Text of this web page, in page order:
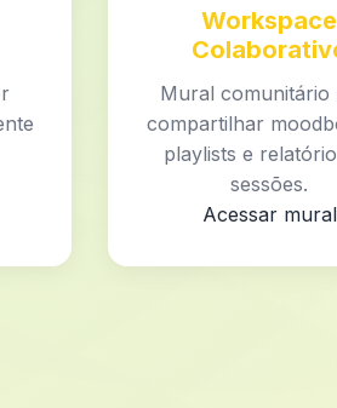
Workspace
Mural comunitário
compartilhar
playlists e
sessões.
Acessar mural